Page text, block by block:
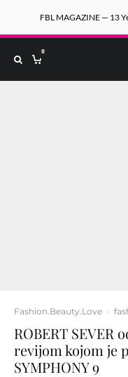
FBL MAGAZINE — 13
0
Fashion.Beauty.Love ·
ROBERT SEVER
revijom kojom je
SYMPHONY 9